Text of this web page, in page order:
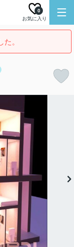
お気に入り
0
。